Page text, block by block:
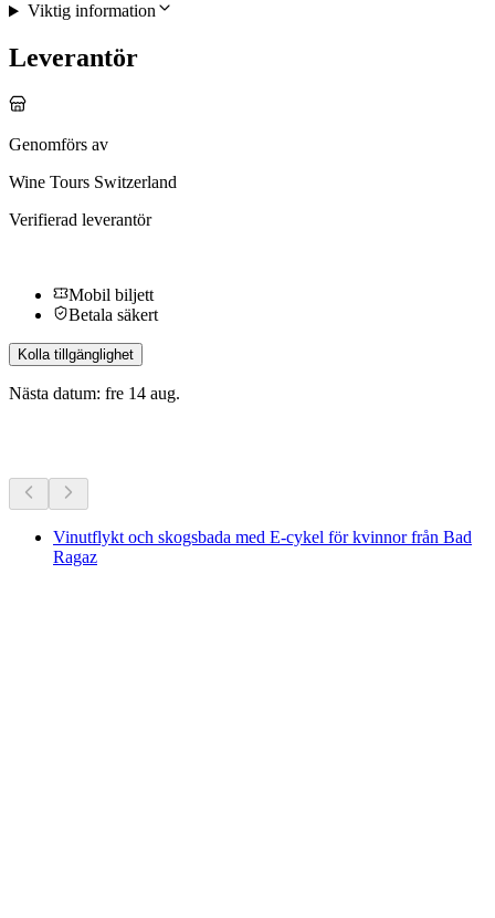
Viktig information
Leverantör
Genomförs av
Wine Tours Switzerland
Verifierad leverantör
Mobil biljett
Betala säkert
Kolla tillgänglighet
Nästa datum: fre 14 aug.
Vinutflykt och skogsbada med E-cykel för kvinnor från Bad
Ragaz